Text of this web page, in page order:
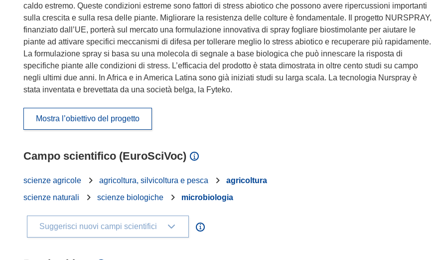
caldo estremo. Queste condizioni estreme sono fattori di stress abiotico che possono avere ripercussioni importanti
sulla crescita e sulla resa delle piante. Migliorare la resistenza delle colture è fondamentale. Il progetto NURSPRAY,
finanziato dall’UE, porterà sul mercato una formulazione innovativa di spray fogliare biostimolante per aiutare le
piante ad attivare specifici meccanismi di difesa per tollerare meglio lo stress abiotico e recuperare più rapidamente.
La formulazione spray si basa su una molecola di segnale a base biologica che può innescare la risposta di
specifiche piante alle condizioni di stress. L’efficacia del prodotto è stata dimostrata in oltre cento studi su campo
negli ultimi due anni. In Africa e in America Latina sono già iniziati studi su larga scala. La tecnologia Nurspray è
stata inventata e brevettata da una società belga, la Fyteko.
Mostra l’obiettivo del progetto
Campo scientifico (EuroSciVoc)
scienze agricole agricoltura, silvicoltura e pesca
agricoltura
scienze naturali
scienze biologiche microbiologia
Suggerisci nuovi campi scientifici